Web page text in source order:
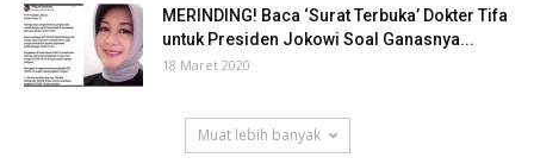
MERINDING! Baca ‘Surat Terbuka’ Dokter Tifa
untuk Presiden Jokowi Soal Ganasnya...
18 Maret 2020
Muat lebih banyak